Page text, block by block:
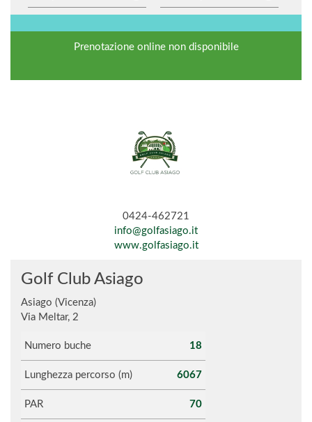
Prenotazione online non disponibile
0424-462721
info@golfasiago.it
www.golfasiago.it
Golf Club Asiago
Asiago (Vicenza)
Via Meltar, 2
Numero buche 18
Lunghezza percorso (m) 6067
PAR 70